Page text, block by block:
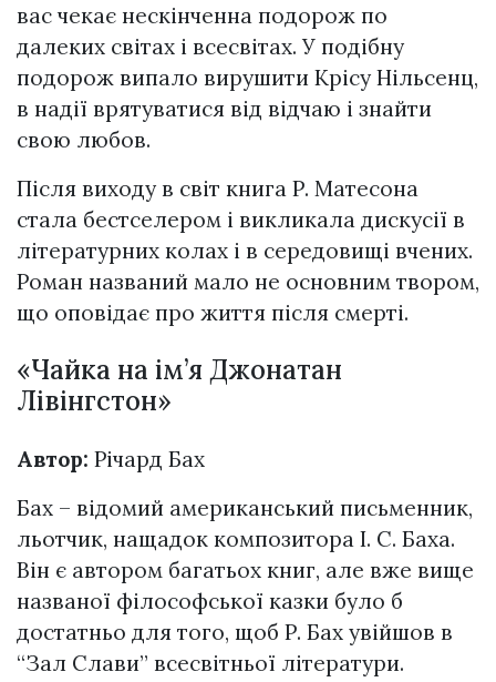
вас чекає нескінченна подорож по
далеких світах і всесвітах. У подібну
подорож випало вирушити Крісу Нільсенц,
в надії врятуватися від відчаю і знайти
свою любов.
Після виходу в світ книга Р. Матесона
стала бестселером і викликала дискусії в
літературних колах і в середовищі вчених.
Роман названий мало не основним твором,
що оповідає про життя після смерті.
«Чайка на ім’я Джонатан
Лівінгстон»
Автор: Річард Бах
Бах – відомий американський письменник,
льотчик, нащадок композитора І. С. Баха.
Він є автором багатьох книг, але вже вище
названої філософської казки було б
достатньо для того, щоб Р. Бах увійшов в
“Зал Слави” всесвітньої літератури.